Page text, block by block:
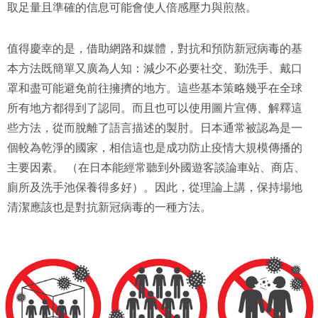
取足量且準確的信息可能會使人倍感壓力與煎熬。
值得慶幸的是，借助網路和媒體，對抗和預防新冠病毒的基
本方法既簡單又廣為人知：減少不必要社交、勤洗手、戴口
罩和盡可能避免前往擁擠的地方。這些基本策略幾乎在全球
所有地方都得到了認同。而且也可以使用圖片宣傳、解釋這
些方法，從而脫離了語言描述的製肘。日本通常被認為是一
個較為乾淨的國家，相信這也是成功防止疫情大規模傳播的
主要因素。 （在日本能經常聽到外國遊客談論車站、商店、
廁所及洗手池保養得多好）。因此，從理論上講，保持場地
清潔應該也是對抗新冠病毒的一種方法。